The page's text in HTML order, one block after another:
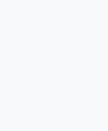
果之影響
返跑、800公
變项中有明顯
physical
regular